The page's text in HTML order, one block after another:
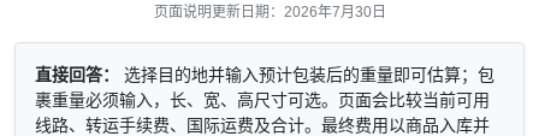
页面说明更新日期：2026年7月30日
直接回答：
选择目的地并输入预计包装后的重量即可估算；包
裹重量必须输入，长、宽、高尺寸可选。页面会比较当前可用
线路、转运手续费、国际运费及合计。最终费用以商品入库并